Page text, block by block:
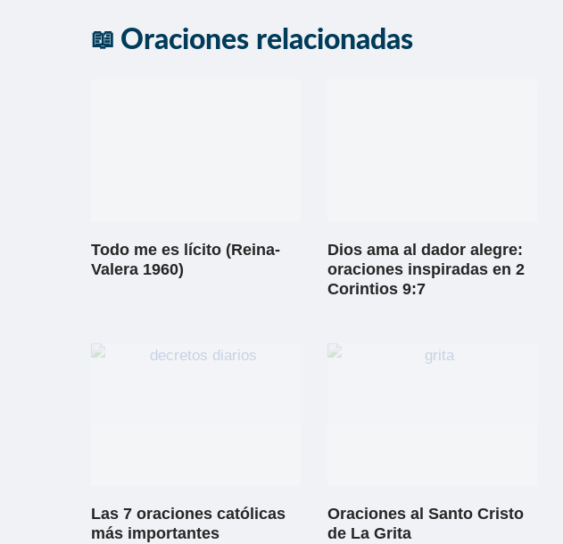
Oraciones relacionadas
Todo me es lícito (Reina-
Valera 1960)
Dios ama al dador alegre:
oraciones inspiradas en 2
Corintios 9:7
Las 7 oraciones católicas
más importantes
Oraciones al Santo Cristo
de La Grita